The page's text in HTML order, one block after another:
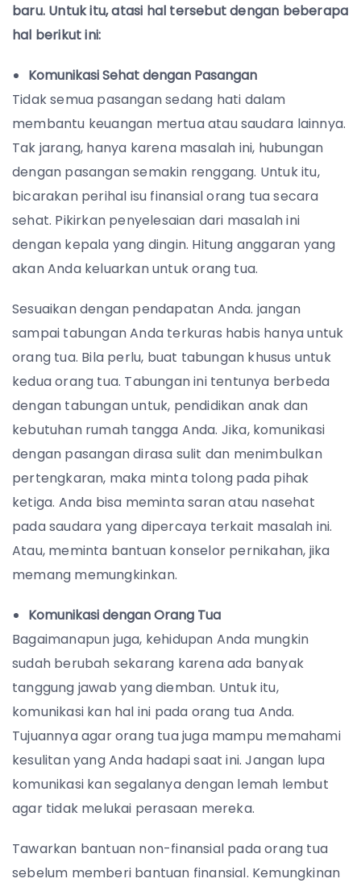
baru. Untuk itu, atasi hal tersebut dengan beberapa
hal berikut ini:
Komunikasi Sehat dengan Pasangan
Tidak semua pasangan sedang hati dalam
membantu keuangan mertua atau saudara lainnya.
Tak jarang, hanya karena masalah ini, hubungan
dengan pasangan semakin renggang. Untuk itu,
bicarakan perihal isu finansial orang tua secara
sehat. Pikirkan penyelesaian dari masalah ini
dengan kepala yang dingin. Hitung anggaran yang
akan Anda keluarkan untuk orang tua.
Sesuaikan dengan pendapatan Anda. jangan
sampai tabungan Anda terkuras habis hanya untuk
orang tua. Bila perlu, buat tabungan khusus untuk
kedua orang tua. Tabungan ini tentunya berbeda
dengan tabungan untuk, pendidikan anak dan
kebutuhan rumah tangga Anda. Jika, komunikasi
dengan pasangan dirasa sulit dan menimbulkan
pertengkaran, maka minta tolong pada pihak
ketiga. Anda bisa meminta saran atau nasehat
pada saudara yang dipercaya terkait masalah ini.
Atau, meminta bantuan konselor pernikahan, jika
memang memungkinkan.
Komunikasi dengan Orang Tua
Bagaimanapun juga, kehidupan Anda mungkin
sudah berubah sekarang karena ada banyak
tanggung jawab yang diemban. Untuk itu,
komunikasi kan hal ini pada orang tua Anda.
Tujuannya agar orang tua juga mampu memahami
kesulitan yang Anda hadapi saat ini. Jangan lupa
komunikasi kan segalanya dengan lemah lembut
agar tidak melukai perasaan mereka.
Tawarkan bantuan non-finansial pada orang tua
sebelum memberi bantuan finansial. Kemungkinan